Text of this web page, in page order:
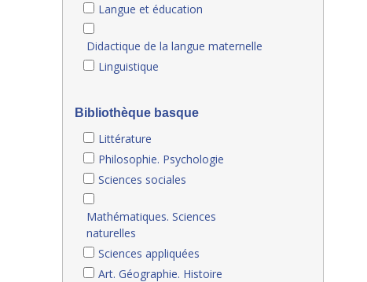
Langue et éducation
Didactique de la langue maternelle
Linguistique
Bibliothèque basque
Littérature
Philosophie. Psychologie
Sciences sociales
Mathématiques. Sciences
naturelles
Sciences appliquées
Art. Géographie. Histoire